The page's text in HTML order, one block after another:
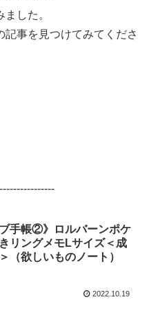
した。
事を見つけてみてくださ
手帳②》ロルバーンポケ
リングメモLサイズ＜成
（欲しいものノート）
2022.10.19